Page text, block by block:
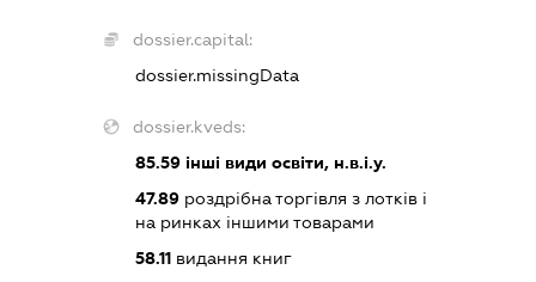
dossier.capital:
dossier.missingData
dossier.kveds:
85.59 інші види освіти, н.в.і.у.
47.89 роздрібна торгівля з лотків і
на ринках іншими товарами
58.11 видання книг